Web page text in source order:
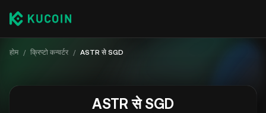
होम / क्रिप्टो कन्वर्टर / ASTR से SGD
ASTR से SGD